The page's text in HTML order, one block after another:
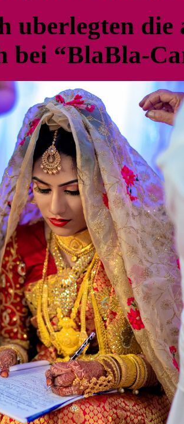
uberlegten die
bei “BlaBla-